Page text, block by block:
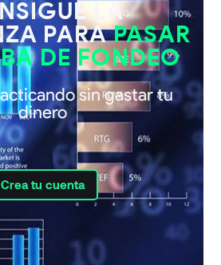
LA
PARAPASAR
DE FONDEO
sin gastar tu
dinero
Crea tu cuenta